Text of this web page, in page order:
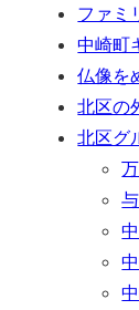
ファミ
中崎町
仏像を
北区の
北区グ